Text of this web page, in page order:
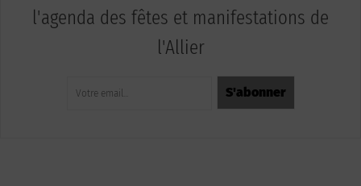
l'agenda des fêtes et manifestations de
l'Allier